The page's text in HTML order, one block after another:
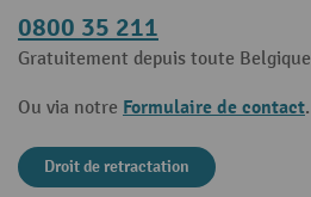
0800 35 211
Gratuitement depuis toute Belgique
Ou via notre Formulaire de contact.
Droit de retractation